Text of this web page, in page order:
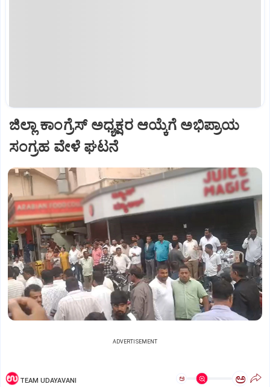
ಜಿಲ್ಲಾ ಕಾಂಗ್ರೆಸ್ ಅಧ್ಯಕ್ಷರ ಆಯ್ಕೆಗೆ ಅಭಿಪ್ರಾಯ
ಸಂಗ್ರಹ ವೇಳೆ ಘಟನೆ
ADVERTISEMENT
TEAM UDAYAVANI ಅ ಅ